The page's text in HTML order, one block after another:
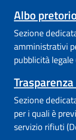
Albo
Sezione
amministrativi
pubblicità
Sezione
per i quali è
servizio rifiuti